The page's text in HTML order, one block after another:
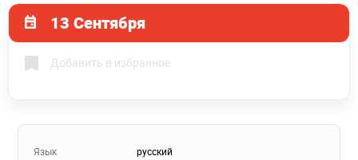
13 Сентября
Добавить в избранное
Язык
русский